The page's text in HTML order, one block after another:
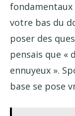
votre bas du
poser des
pensais que «
ennuyeux ».
base se pose